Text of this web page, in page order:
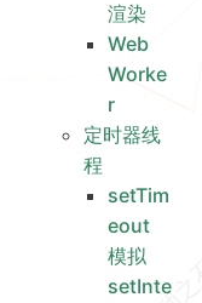
渲染
Web
Worke
r
定时器线
程
setTim
eout
模拟
setInte